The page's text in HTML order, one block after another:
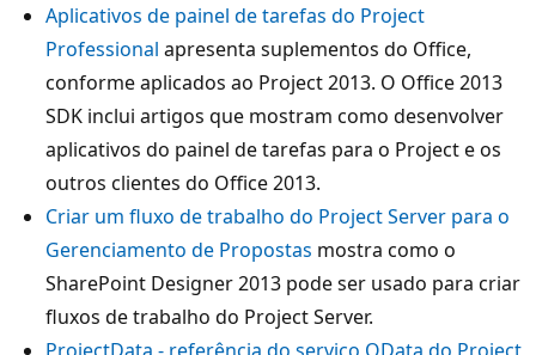
Aplicativos de painel de tarefas do Project
Professional apresenta suplementos do Office,
conforme aplicados ao Project 2013. O Office 2013
SDK inclui artigos que mostram como desenvolver
aplicativos do painel de tarefas para o Project e os
outros clientes do Office 2013.
Criar um fluxo de trabalho do Project Server para o
Gerenciamento de Propostas mostra como o
SharePoint Designer 2013 pode ser usado para criar
fluxos de trabalho do Project Server.
ProjectData - referência do serviço OData do Project